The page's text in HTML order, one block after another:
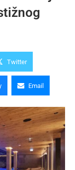
Twitter
Email